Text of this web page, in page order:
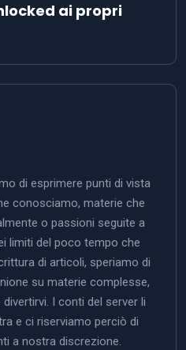
ai propri
di esprimere punti di vista
conosciamo, materie che
o passioni seguite a
limiti del poco tempo che
di articoli, speriamo di
su materie complesse,
I conti del server li
e ci riserviamo perciò di
a nostra discrezione.